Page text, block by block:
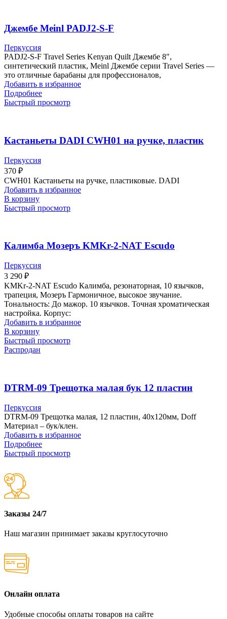
Джембе Meinl PADJ2-S-F
Перкуссия
PADJ2-S-F Travel Series Kenyan Quilt Джембе 8″,
синтетический пластик, Meinl Джембе серии Travel Series —
это отличные барабаны для профессионалов,
Добавить в избранное
Подробнее
Быстрый просмотр
Кастаньеты DADI CWH01 на ручке, пластик
Перкуссия
370 ₽
CWH01 Кастаньеты на ручке, пластиковые. DADI
Добавить в избранное
В корзину
Быстрый просмотр
Калимба Мозеръ KMKr-2-NAT Escudo
Перкуссия
3 290 ₽
KMKr-2-NAT Escudo Калимба, резонаторная, 10 язычков,
трапеция, Мозеръ Гармоничное, высокое звучание.
Тональность: До мажор. 10 язычков. Точная хроматическая
настройка. Корпус:
Добавить в избранное
В корзину
Быстрый просмотр
Распродан
DTRM-09 Трещотка малая бук 12 пластин
Перкуссия
DTRM-09 Трещотка малая, 12 пластин, 40х120мм, Doff
Материал – бук/клен.
Добавить в избранное
Подробнее
Быстрый просмотр
Заказы 24/7
Наш магазин принимает заказы круглосуточно
Онлайн оплата
Удобные способы оплаты товаров на сайте